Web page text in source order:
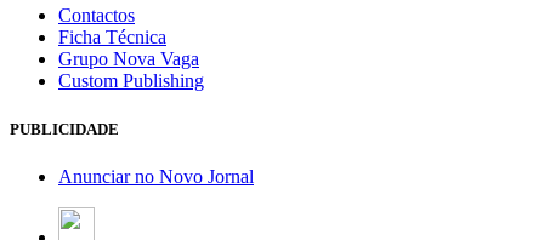
Contactos
Ficha Técnica
Grupo Nova Vaga
Custom Publishing
PUBLICIDADE
Anunciar no Novo Jornal